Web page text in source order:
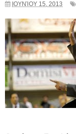
ΙΟΥΝΊΟΥ 15, 2013